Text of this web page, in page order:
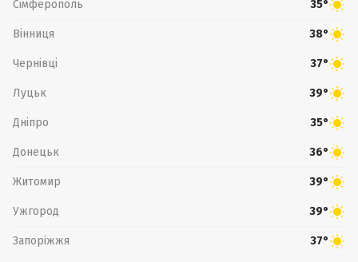
Сімферополь 35°
Вінниця 38°
Чернівці 37°
Луцьк 39°
Дніпро 35°
Донецьк 36°
Житомир 39°
Ужгород 39°
Запоріжжя 37°